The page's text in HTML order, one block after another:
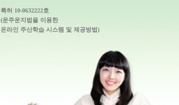
특허 10-0632222호
(운주운지법을 이용한
온라인 주산학습 시스템 및 제공방법)